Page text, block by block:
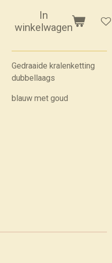
In
winkelwagen
Gedraaide kralenketting
dubbellaags
blauw met goud